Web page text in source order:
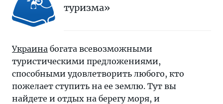
туризма»
Украина богата всевозможными
туристическими предложениями,
способными удовлетворить любого, кто
пожелает ступить на ее землю. Тут вы
найдете и отдых на берегу моря, и